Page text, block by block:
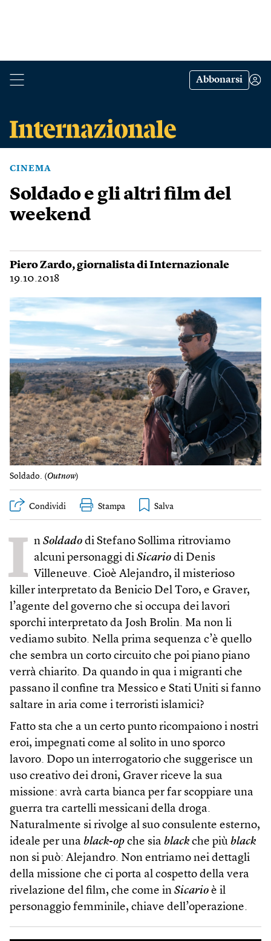
Abbonarsi
CINEMA
Soldado e gli altri film del
weekend
Piero Zardo, giornalista di Internazionale
19.10.2018
Soldado. (Outnow)
Condividi Stampa
I n Soldado di Stefano Sollima ritroviamo
alcuni personaggi di Sicario di Denis
Villeneuve. Cioè Alejandro, il misterioso
killer interpretato da Benicio Del Toro, e Graver,
l’agente del governo che si occupa dei lavori
sporchi interpretato da Josh Brolin. Ma non li
vediamo subito. Nella prima sequenza c’è quello
che sembra un corto circuito che poi piano piano
verrà chiarito. Da quando in qua i migranti che
passano il confine tra Messico e Stati Uniti si fanno
saltare in aria come i terroristi islamici?
Fatto sta che a un certo punto ricompaiono i nostri
eroi, impegnati come al solito in uno sporco
lavoro. Dopo un interrogatorio che suggerisce un
uso creativo dei droni, Graver riceve la sua
missione: avrà carta bianca per far scoppiare una
guerra tra cartelli messicani della droga.
Naturalmente si rivolge al suo consulente esterno,
ideale per una black-op che sia black che più black
non si può: Alejandro. Non entriamo nei dettagli
della missione che ci porta al cospetto della vera
rivelazione del film, che come in Sicario è il
personaggio femminile, chiave dell’operazione.